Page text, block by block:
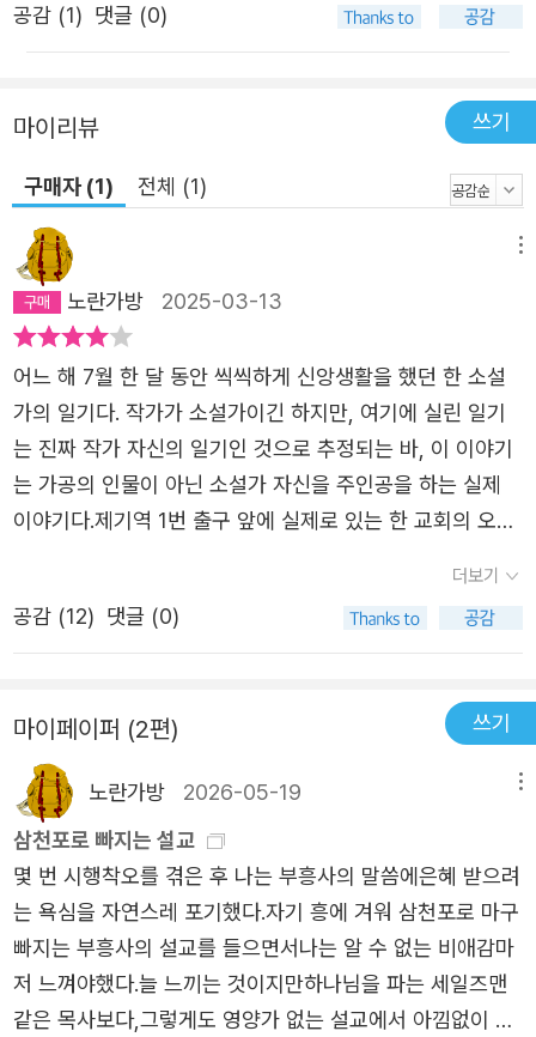
공감 (1) 댓글 (0)
마이리뷰 쓰기
구매자 (1) 전체 (1)
노란가방 2025-03-13
어느 해 7월 한 달 동안 씩씩하게 신앙생활을 했던 한 소설
가의 일기다. 작가가 소설가이긴 하지만, 여기에 실린 일기
는 진짜 작가 자신의 일기인 것으로 추정되는 바, 이 이야기
는 가공의 인물이 아닌 소설가 자신을 주인공을 하는 실제
이야기다.제기역 1번 출구 앞에 실제로 있는 한 교회의 오랜
에 두 번씩 교회를 오고가는 날도 일주일에 며칠은 되었고,
그 중 몇 번은 은근히 또는 대놓고 함께 시간을 보내기를 바
렇게 시작하면 또 엄청나게 보수적(?)인 신앙생활을 하는 것
같지만, 재미있게도 그해 7월 작가는 밤낮으로 쉴 새 없이
술자리를 갖고, 자연스럽게 담배를 꺼내 문다. 물론 주초문
제가 우리나라 기독교에서만 특별히 민감한 문제이긴 하지
만 작가 자신도 흡연 후에는 가글을 한 후에야 교회에 가는
걸 보면 나름 의식은 하고 있나 보다. 하지만 함께 신앙생활
하는 사람들이 그걸 눈치 채지 못하겠는가. 교회의 나이 많
은 어르신들은 소설가니까, 예술 하는 사람이니 하면서 적당
히 넘어가고 있는 모양이다.작가의 신앙생활이 위태롭다는
생각은 들지 않았다. 제목이 왠지 좋았던 예전을 떠올리게
더보기
공감 (12) 댓글 (0)
마이페이퍼 (2편) 쓰기
노란가방 2026-05-19
삼천포로 빠지는 설교
몇 번 시행착오를 겪은 후 나는 부흥사의 말씀에은혜 받으려
는 욕심을 자연스레 포기했다.자기 흥에 겨워 삼천포로 마구
빠지는 부흥사의 설교를 들으면서나는 알 수 없는 비애감마
저 느껴야했다.늘 느끼는 것이지만하나님을 파는 세일즈맨
같은 목사보다,그렇게도 영양가 없는 설교에서 아낌없이 아